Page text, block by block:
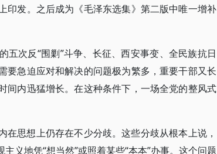
印发。之后成为《毛泽东选集》第二版中唯一增补
次反“围剿”斗争、长征、西安事变、全民族抗日
要急迫应对和解决的问题极为繁多，重要干部又长
间内迅猛增长。在这种条件下，一场全党的整风式
思想上仍存在不少分歧。这些分歧从根本上说，
义地凭“想当然”或照着某些“本本”办事。这个问题